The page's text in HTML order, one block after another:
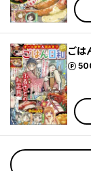
ごは
ポイント